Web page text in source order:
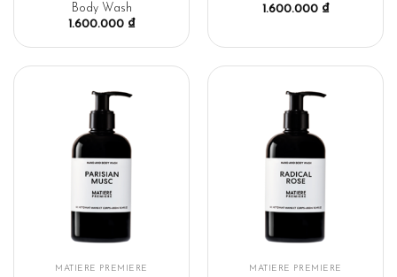
Body Wash
1.600.000 ₫
1.600.000 ₫
MATIERE PREMIERE MATIERE PREMIERE